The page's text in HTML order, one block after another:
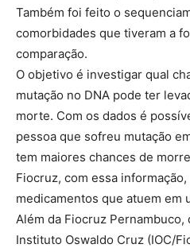
Também foi feito o
comorbidades que tiveram a
comparação.
O objetivo é investigar qual
mutação no DNA pode ter
morte. Com os dados é
pessoa que sofreu mutação
tem maiores chances de
Fiocruz, com essa
medicamentos que atuem em
Além da Fiocruz Pernambuco,
Instituto Oswaldo Cruz (IOC/